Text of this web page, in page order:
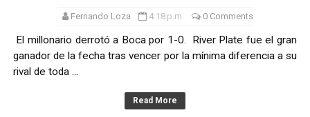
Fernando Loza 4:18 p.m. 0 Comments
El millonario derrotó a Boca por 1-0. River Plate fue el gran
ganador de la fecha tras vencer por la mínima diferencia a su
rival de toda ...
Read More